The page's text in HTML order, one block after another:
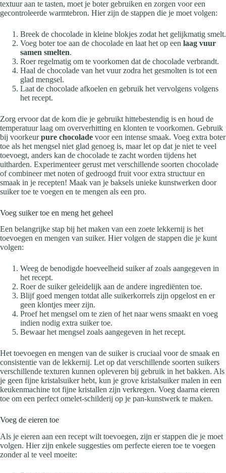
textuur aan te tasten, moet je boter gebruiken en zorgen voor een
gecontroleerde warmtebron. Hier zijn de stappen die je moet volgen:
Breek de chocolade in kleine blokjes zodat het gelijkmatig smelt.
Voeg boter toe aan de chocolade en laat het op een laag vuur
samen smelten.
Roer regelmatig om te voorkomen dat de chocolade verbrandt.
Haal de chocolade van het vuur zodra het gesmolten is tot een
glad mengsel.
Laat de chocolade afkoelen en gebruik het vervolgens volgens
het recept.
Zorg ervoor dat de kom die je gebruikt hittebestendig is en houd de
temperatuur laag om oververhitting en klonten te voorkomen. Gebruik
bij voorkeurpure chocolade voor een intense smaak. Voeg extra boter
toe als het mengsel niet glad genoeg is, maar let op dat je niet te veel
toevoegt, anders kan de chocolade te zacht worden tijdens het
uitharden. Experimenteer gerust met verschillende soorten chocolade
of combineer met noten of gedroogd fruit voor extra structuur en
smaak in je recepten! Maak van je baksels unieke kunstwerken door
suiker toe te voegen en te mengen als een pro.
Voeg suiker toe en meng het geheel
Een belangrijke stap bij het maken van een zoete lekkernij is het
toevoegen en mengen van suiker. Hier volgen de stappen die je kunt
volgen:
Weeg de benodigde hoeveelheid suiker af zoals aangegeven in
het recept.
Roer de suiker geleidelijk aan de andere ingrediënten toe.
Blijf goed mengen totdat alle suikerkorrels zijn opgelost en er
geen klontjes meer zijn.
Proef het mengsel om te zien of het naar wens smaakt en voeg
indien nodig extra suiker toe.
Bewaar het mengsel zoals aangegeven in het recept.
Het toevoegen en mengen van de suiker is cruciaal voor de smaak en
consistentie van de lekkernij. Let op dat verschillende soorten suikers
verschillende texturen kunnen opleveren bij gebruik in het bakken. Als
je geen fijne kristalsuiker hebt, kun je grove kristalsuiker malen in een
keukenmachine tot fijne kristallen zijn verkregen. Voeg daarna eieren
toe om een perfect omelet-schilderij op je pan-kunstwerk te maken.
Voeg de eieren toe
Als je eieren aan een recept wilt toevoegen, zijn er stappen die je moet
volgen. Hier zijn enkele suggesties om perfecte eieren toe te voegen
zonder al te veel moeite: